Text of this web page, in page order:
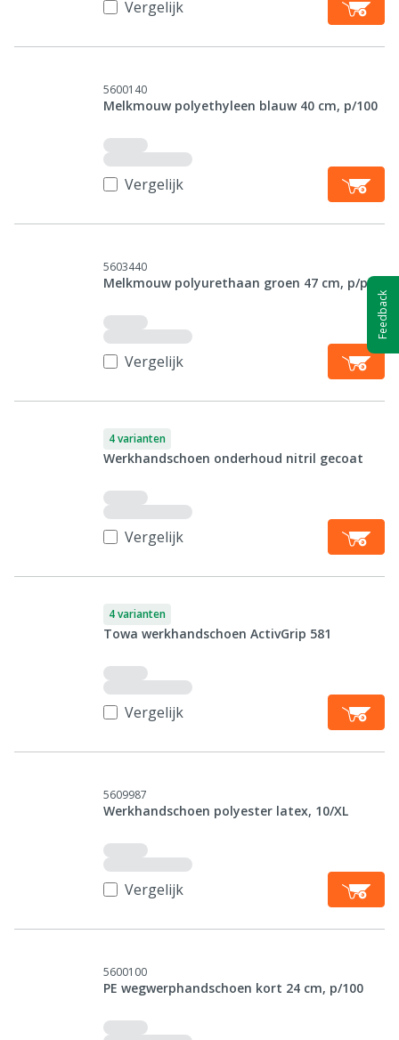
Vergelijk
5600140
Melkmouw polyethyleen blauw 40 cm, p/100
Vergelijk
5603440
Melkmouw polyurethaan groen 47 cm, p/p
Vergelijk
4 varianten
Werkhandschoen onderhoud nitril gecoat
Vergelijk
4 varianten
Towa werkhandschoen ActivGrip 581
Vergelijk
5609987
Werkhandschoen polyester latex, 10/XL
Vergelijk
5600100
PE wegwerphandschoen kort 24 cm, p/100
Feedback